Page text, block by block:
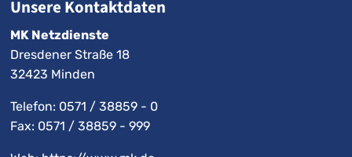
Unsere Kontaktdaten
MK Netzdienste
Dresdener Straße 18
32423 Minden
Telefon: 0571 / 38859 - 0
Fax: 0571 / 38859 - 999